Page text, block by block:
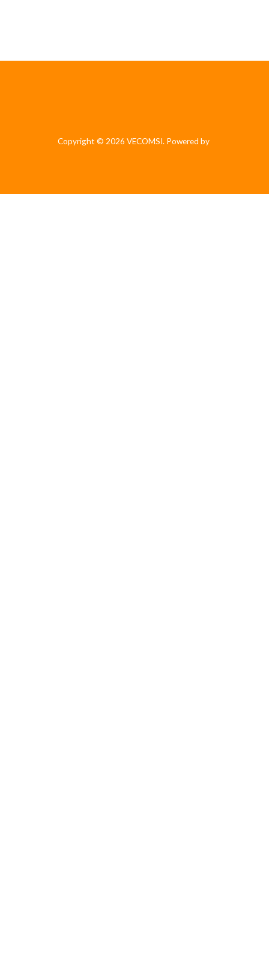
Copyright © 2026 VECOMSI. Powered by